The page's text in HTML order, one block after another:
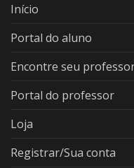
Início
Portal do aluno
Encontre seu
Portal do professor
Loja
Registrar/Sua conta